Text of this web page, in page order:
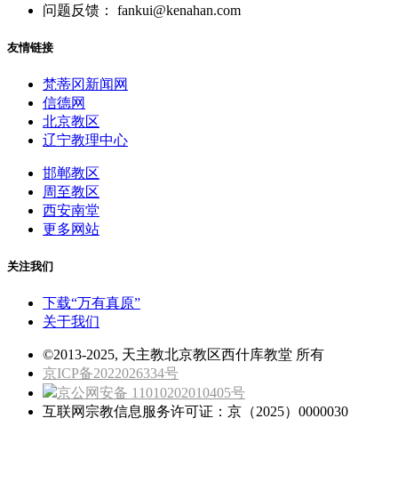
问题反馈： fankui@kenahan.com
友情链接
梵蒂冈新闻网
信德网
北京教区
辽宁教理中心
邯郸教区
周至教区
西安南堂
更多网站
关注我们
下载“万有真原”
关于我们
©2013-2025, 天主教北京教区西什库教堂 所有
京ICP备2022026334号
京公网安备 11010202010405号
互联网宗教信息服务许可证：京（2025）0000030